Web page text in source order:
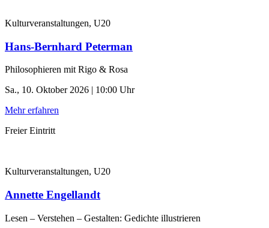
Kulturveranstaltungen, U20
Hans-Bernhard Peterman
Philosophieren mit Rigo & Rosa
Sa., 10. Oktober 2026 | 10:00 Uhr
Mehr erfahren
Freier Eintritt
Kulturveranstaltungen, U20
Annette Engellandt
Lesen – Verstehen – Gestalten: Gedichte illustrieren